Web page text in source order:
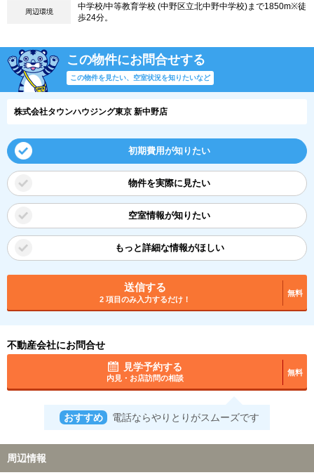
周辺環境
中学校/中等教育学校 (中野区立北中野中学校)まで1850m※徒
歩24分。
この物件にお問合せする
この物件を見たい、空室状況を知りたいなど
株式会社タウンハウジング東京 新中野店
初期費用が知りたい
物件を実際に見たい
空室情報が知りたい
もっと詳細な情報がほしい
送信する
2 項目のみ入力するだけ！
無料
不動産会社にお問合せ
見学予約する
内見・お店訪問の相談
無料
おすすめ 電話ならやりとりがスムーズです
周辺情報